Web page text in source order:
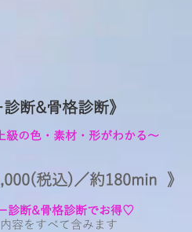
断&骨格診断》
級の色・素材・形がわかる～
税込)／約180min 》
診断&骨格診断でお得♡
容をすべて含みます